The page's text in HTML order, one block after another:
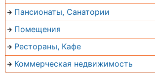
Пансионаты, Санатории
Помещения
Рестораны, Кафе
Коммерческая недвижимость